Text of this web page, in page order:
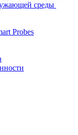
среды
Probes